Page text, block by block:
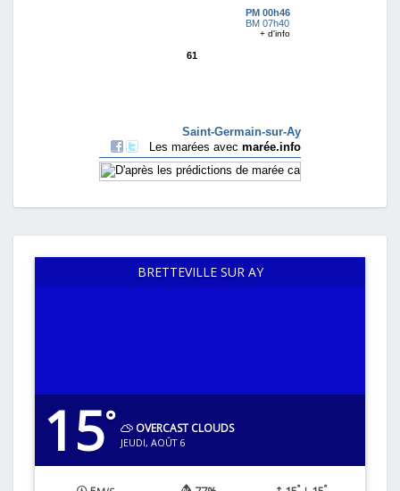
BRETTEVILLE SUR AY
15° OVERCAST CLOUDS
JEUDI, AOÛT 6
° °